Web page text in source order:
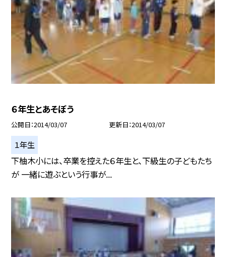
６年生とあそぼう
公開日 2014/03/07 更新日 2014/03/07
１年生
下柚木小には、卒業を控えた６年生と、下級生の子どもたち
が 一緒に遊ぶという行事が...